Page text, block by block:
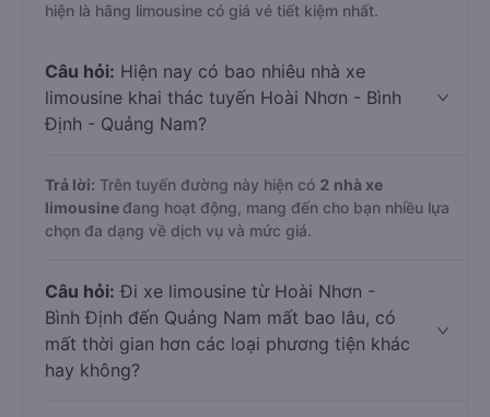
hiện là hãng limousine có giá vé tiết kiệm nhất.
Câu hỏi: Hiện nay có bao nhiêu nhà xe
limousine khai thác tuyến Hoài Nhơn - Bình
Định - Quảng Nam?
Trả lời: Trên tuyến đường này hiện có 2 nhà xe
limousine đang hoạt động, mang đến cho bạn nhiều lựa
chọn đa dạng về dịch vụ và mức giá.
Câu hỏi: Đi xe limousine từ Hoài Nhơn -
Bình Định đến Quảng Nam mất bao lâu, có
mất thời gian hơn các loại phương tiện khác
hay không?